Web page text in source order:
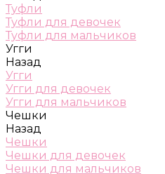
Туфли
Туфли для девочек
Туфли для мальчиков
Угги
Назад
Угги
Угги для девочек
Угги для мальчиков
Чешки
Назад
Чешки
Чешки для девочек
Чешки для мальчиков